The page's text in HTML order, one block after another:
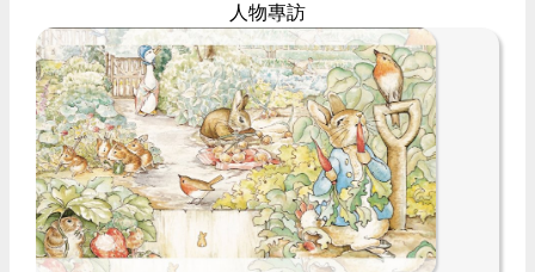
人物專訪